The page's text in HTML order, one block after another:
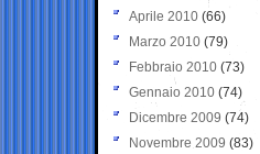
Aprile 2010 (66)
Marzo 2010 (79)
Febbraio 2010 (73)
Gennaio 2010 (74)
Dicembre 2009 (74)
Novembre 2009 (83)